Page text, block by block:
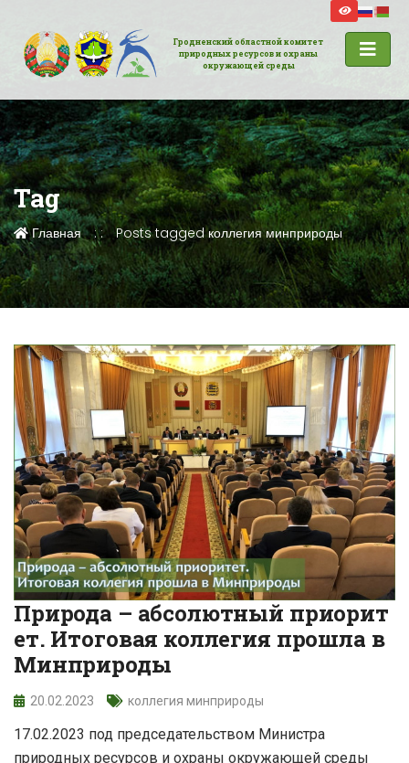
Гродненский областной комитет
природных ресурсов и охраны
окружающей среды
Tag
Главная Posts tagged коллегия минприроды
Природа – абсолютный приорит
ет. Итоговая коллегия прошла в
Минприроды
20.02.2023 коллегия минприроды
17.02.2023 под председательством Министра
природных ресурсов и охраны окружающей среды